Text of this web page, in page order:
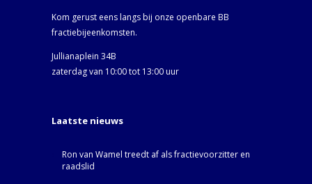
Kom gerust eens langs bij onze openbare BB
fractiebijeenkomsten.
Jullianaplein 34B
zaterdag van 10:00 tot 13:00 uur
Laatste nieuws
Ron van Wamel treedt af als fractievoorzitter en
raadslid